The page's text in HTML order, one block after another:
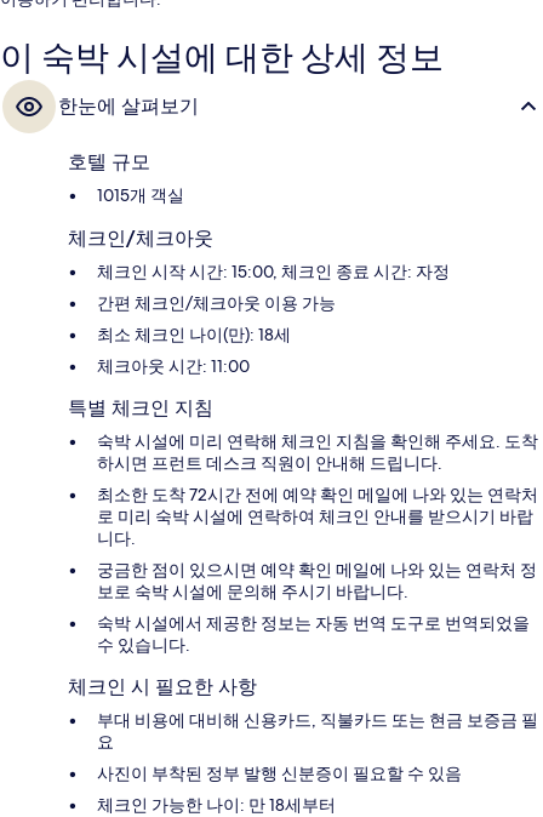
이 숙박 시설에 대한 상세 정보
한눈에 살펴보기
호텔 규모
1015개 객실
체크인/체크아웃
체크인 시작 시간: 15:00, 체크인 종료 시간: 자정
간편 체크인/체크아웃 이용 가능
최소 체크인 나이(만): 18세
체크아웃 시간: 11:00
특별 체크인 지침
숙박 시설에 미리 연락해 체크인 지침을 확인해 주세요. 도착
하시면 프런트 데스크 직원이 안내해 드립니다.
최소한 도착 72시간 전에 예약 확인 메일에 나와 있는 연락처
로 미리 숙박 시설에 연락하여 체크인 안내를 받으시기 바랍
니다.
궁금한 점이 있으시면 예약 확인 메일에 나와 있는 연락처 정
보로 숙박 시설에 문의해 주시기 바랍니다.
숙박 시설에서 제공한 정보는 자동 번역 도구로 번역되었을
수 있습니다.
체크인 시 필요한 사항
부대 비용에 대비해 신용카드, 직불카드 또는 현금 보증금 필
요
사진이 부착된 정부 발행 신분증이 필요할 수 있음
체크인 가능한 나이: 만 18세부터